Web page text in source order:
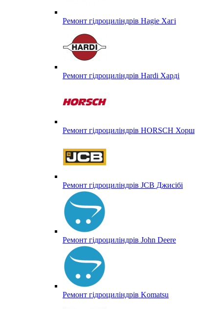
Ремонт гідроциліндрів Hagie Хагі
Ремонт гідроциліндрів Hardi Харді
Ремонт гідроциліндрів HORSCH Хорш
Ремонт гідроциліндрів JCB Джисібі
Ремонт гідроциліндрів John Deere
Ремонт гідроциліндрів Komatsu